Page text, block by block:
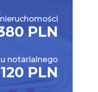
PLN
notarialnego
120 PLN